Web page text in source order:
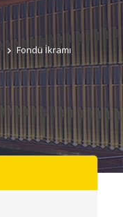
Fondü İkramı